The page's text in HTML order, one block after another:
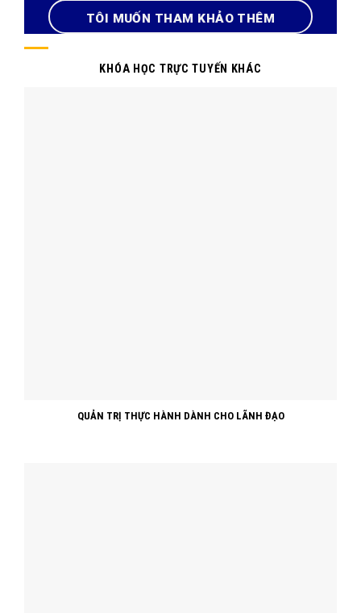
TÔI MUỐN THAM KHẢO THÊM
KHÓA HỌC TRỰC TUYẾN KHÁC
QUẢN TRỊ THỰC HÀNH DÀNH CHO LÃNH ĐẠO